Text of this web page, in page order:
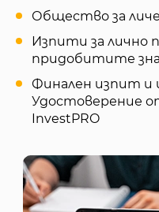
Общество за
Изпити за лично
придобитите
Финален изпит и
Удостоверение
InvestPRO